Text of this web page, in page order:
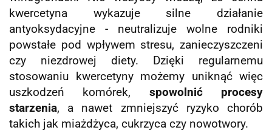
kwercetyna wykazuje silne działanie
antyoksydacyjne - neutralizuje wolne rodniki
powstałe pod wpływem stresu, zanieczyszczeni
czy niezdrowej diety. Dzięki regularnemu
stosowaniu kwercetyny możemy uniknąć więc
uszkodzeń komórek, spowolnić procesy
starzenia, a nawet zmniejszyć ryzyko chorób
takich jak miażdżyca, cukrzyca czy nowotwory.